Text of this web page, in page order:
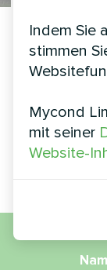
Die
Indem Sie
stimmen
Mycond
mit seiner
Website-